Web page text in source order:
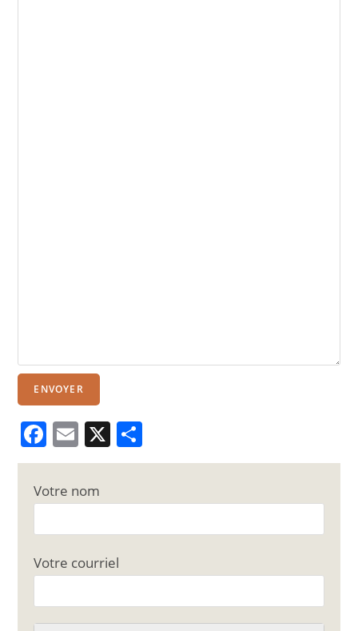
ENVOYER
F
a
c
e
b
o
o
k
E
m
ai
l
X
ar
g
er
Votre nom
Votre courriel